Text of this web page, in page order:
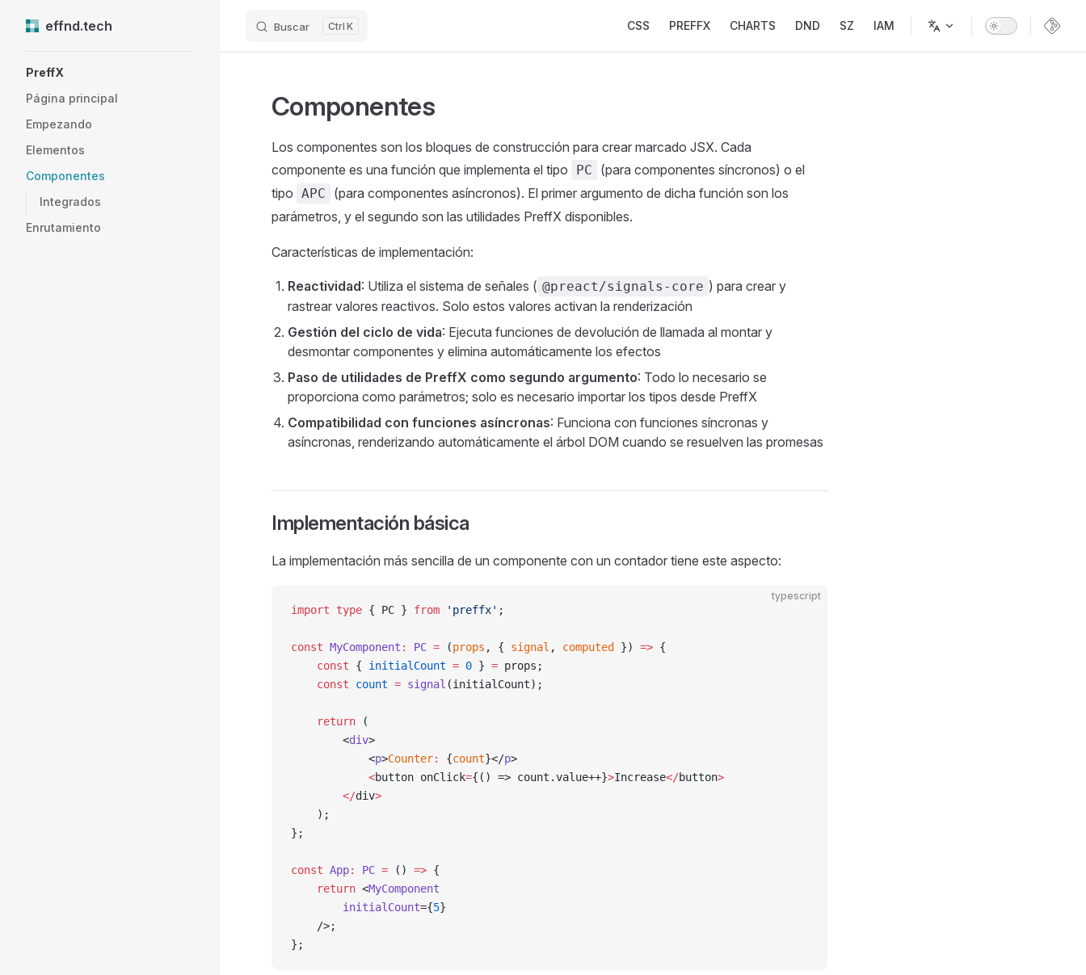
Skip to content
effnd.tech Buscar K CSS PREFFX CHARTS DND SZ IAM
PreffX
Página principal
Empezando
Elementos
Componentes
Integrados
Enrutamiento
Componentes
Los componentes son los bloques de construcción para crear marcado JSX. Cada
componente es una función que implementa el tipo
PC
(para componentes síncronos) o el
tipo APC
(para componentes asíncronos). El primer argumento de dicha función son los
parámetros, y el segundo son las utilidades PreffX disponibles.
Características de implementación:
Reactividad: Utiliza el sistema de señales ( @preact/signals-core ) para crear y
rastrear valores reactivos. Solo estos valores activan la renderización
Gestión del ciclo de vida: Ejecuta funciones de devolución de llamada al montar y
desmontar componentes y elimina automáticamente los efectos
Paso de utilidades de PreffX como segundo argumento: Todo lo necesario se
proporciona como parámetros; solo es necesario importar los tipos desde PreffX
Compatibilidad con funciones asíncronas: Funciona con funciones síncronas y
asíncronas, renderizando automáticamente el árbol DOM cuando se resuelven las promesas
Implementación básica
La implementación más sencilla de un componente con un contador tiene este aspecto:
typescript
import type { PC } from 'preffx' ;
const MyComponent : PC = (props , { signal , computed }) => {
    const
{ initialCount = 0 } = props;
    const
count = signal (initialCount);
    return
(
        <
div>
            <
p>Counter: {count}</p>
            <
button onClick={() => count.value++}>Increase</button>
        </
div>
    );
};
const App: PC = () => {
    return
<MyComponent
        initialCount
={5}
    />;
};